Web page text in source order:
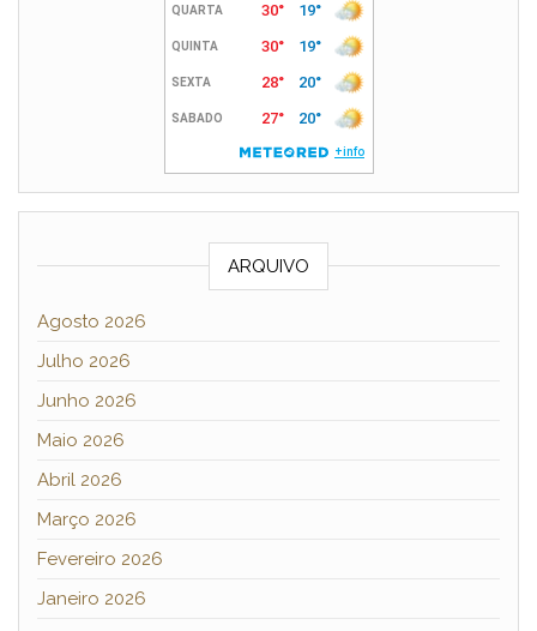
ARQUIVO
Agosto 2026
Julho 2026
Junho 2026
Maio 2026
Abril 2026
Março 2026
Fevereiro 2026
Janeiro 2026